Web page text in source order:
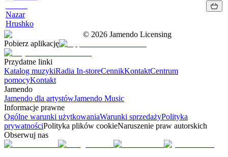
Nazar
Hrushko
© 2026 Jamendo Licensing
Pobierz aplikację
Przydatne linki
Katalog muzykiRadia In-storeCennikKontaktCentrum
pomocyKontakt
Jamendo
Jamendo dla artystówJamendo Music
Informacje prawne
Ogólne warunki użytkowaniaWarunki sprzedażyPolityka
prywatnościPolityka plików cookieNaruszenie praw autorskich
Obserwuj nas